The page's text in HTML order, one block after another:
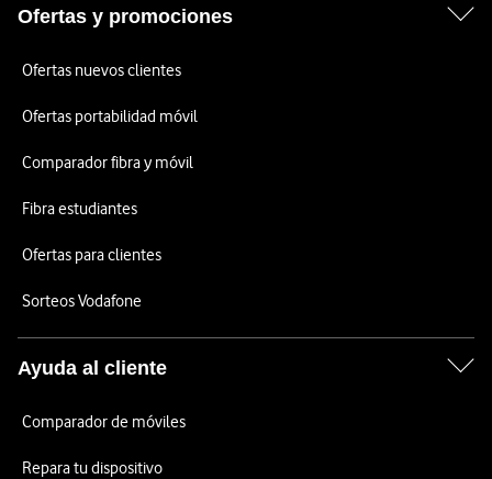
Ofertas y promociones
Ofertas nuevos clientes
Ofertas portabilidad móvil
Comparador fibra y móvil
Fibra estudiantes
Ofertas para clientes
Sorteos Vodafone
Ayuda al cliente
Comparador de móviles
Repara tu dispositivo